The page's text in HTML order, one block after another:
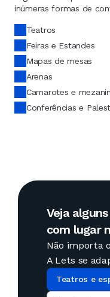
inúmeras formas de
Teatros
Feiras e Estandes
Mapas de mesas
Arenas
Camarotes e
Conferências e
Veja
com lugar
Não importa
A Lets se
Teatros e